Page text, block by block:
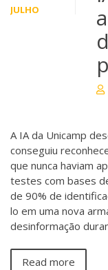
JULHO
A IA da Unicamp
conseguiu
que nunca haviam
testes com bases
de 90% de
lo em uma nova
desinformação
Read more